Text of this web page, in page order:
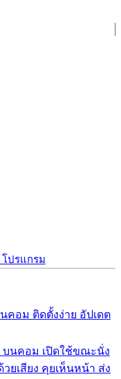
ปรแกรม
คอม ติดตั้งง่าย อัปเดต
บนคอม เปิดใช้ขณะนั่ง
ยเสียง คุยเห็นหน้า ส่ง